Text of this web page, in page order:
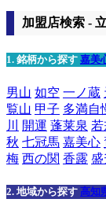
加盟店検索 -
1. 銘柄から探す 嘉美
男山 如空 一ノ蔵
覧山 甲子 多満自
川
開運 蓬莱泉
秋 七冠馬 嘉美心
梅 西の関 香露
2. 地域から探す 高知